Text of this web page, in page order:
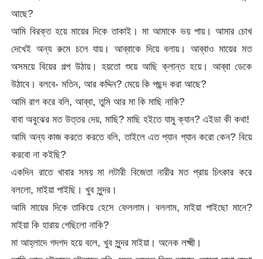
আছে?
আমি বিরক্ত হয়ে মায়ের দিকে তাকাই। মা আমাকে ভয় পায়। আমার চোখ
দেখেই অন্য রুমে চলে যায়। আব্বাকে দিয়ে বলায়। আব্বাও মায়ের মত
অসময়ে বিয়ের গল্প উঠায়। হয়তো শুয়ে আছি ক্লান্ত হয়ে। আব্বা ডেকে
উঠাবে। বলবে- মতিন, আর কদ্দিন? মেয়ে কি পছন্দ করা আছে?
আমি রাগ করে বলি, আব্বা, তুমি আর মা কি মাছি নাকি?
বাবা অবুঝের মত উত্তর দেয়, মাছি? মাছি হইতে যামু ক্যান? এইডা কী কথা!
আমি অন্য কাজ করতে করতে বলি, তাইলে এত প্যান প্যান করো কেন? বিয়ে
করবো না কইছি?
একদিন রাতে খাবার সময় মা লটারী বিজেতা নারীর মত প্রায় চিৎকার করে
বললো, মাইয়া পাইছি। খুব সুন্দর।
আমি মায়ের দিকে তাকিয়ে হেসে ফেললাম। বললাম, মাইয়া পাইছো মানে?
মাইয়া কি হারায় গেছিলো নাকি?
মা আহ্লাদে গদগদ হয়ে বলে, খুব সুন্দর মাইয়া। অনেক লক্ষ্মী।